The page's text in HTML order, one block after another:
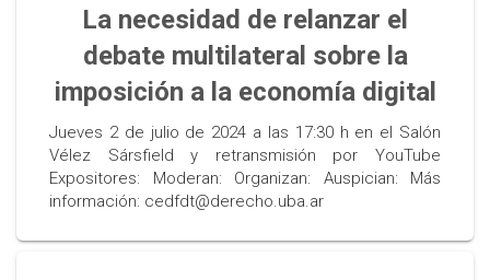
La necesidad de relanzar el
debate multilateral sobre la
imposición a la economía digital
Jueves 2 de julio de 2024 a las 17:30 h en el Salón
Vélez Sársfield y retransmisión por YouTube
Expositores: Moderan: Organizan: Auspician: Más
información: cedfdt@derecho.uba.ar